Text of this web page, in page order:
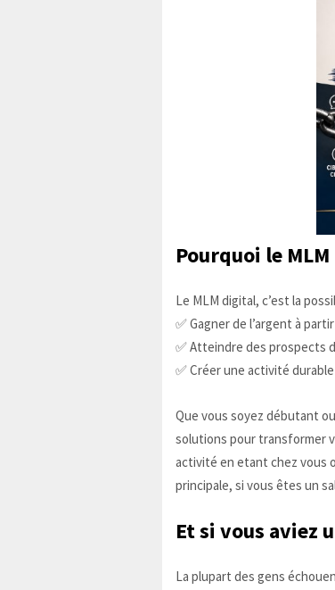
Pourquoi le
Le MLM digital, c’est la
✅ Gagner de l’argent à
✅ Atteindre des prospects
✅ Créer une activité
Que vous soyez débutant
solutions pour transformer
activité en etant chez vous
principale, si vous êtes un
Et si vous aviez
La plupart des gens